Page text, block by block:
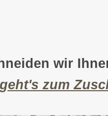
wir
zum